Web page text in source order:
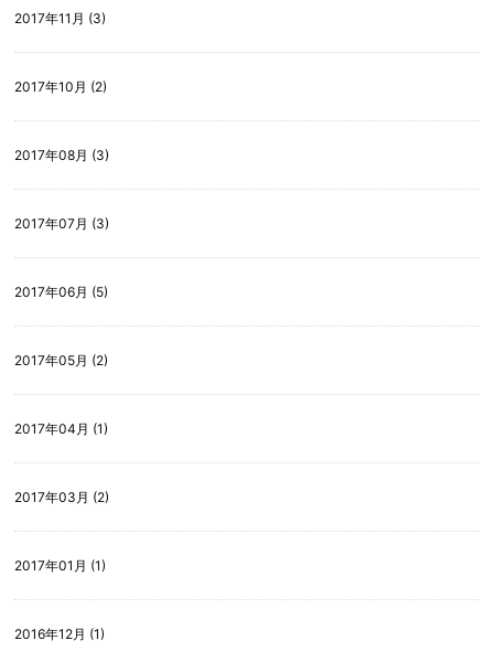
2017年11月 (3)
2017年10月 (2)
2017年08月 (3)
2017年07月 (3)
2017年06月 (5)
2017年05月 (2)
2017年04月 (1)
2017年03月 (2)
2017年01月 (1)
2016年12月 (1)